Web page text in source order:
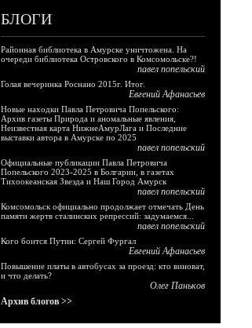
БЛОГИ
Районная библиотека в Амурске уничтожена. На
очереди библиотека Островского в Комсомольске?!
павел попельский
Голая вечеринка Роснано 2015г. Итог.
Евгений Афанасьев
Новые находки Павла Петровича Попельского:
Архив газеты Природа и аномальные явления,
Неизвестная карта НижнеАмурЛага и Последние
выставки автора в Амурске по 2025
павел попельский
Официальные публикации Павла Петровича
Попельского 2023-2025 в Болгарии, в газетах
Тихоокеанская Звезда и Наш Город Амурск
павел попельский
Комсомольск официально продолжает отмечать День
памяти жертв сталинских репрессий: задумаемся...
павел попельский
Кого боится Путин: Сергей Фургал
Евгений Афанасьев
Повышение платы в автобусах за проезд: кто виноват,
и что делать?
Олег Паньков
Архив блогов >>